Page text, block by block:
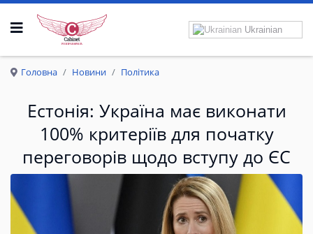
РОЗПРАВКРИЛА
Ukrainian
Головна Новини Політика
Естонія: Україна має виконати
100% критеріїв для початку
переговорів щодо вступу до ЄС